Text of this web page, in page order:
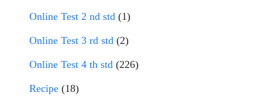
Online Test 2 nd std (1)
Online Test 3 rd std (2)
Online Test 4 th std (226)
Recipe (18)